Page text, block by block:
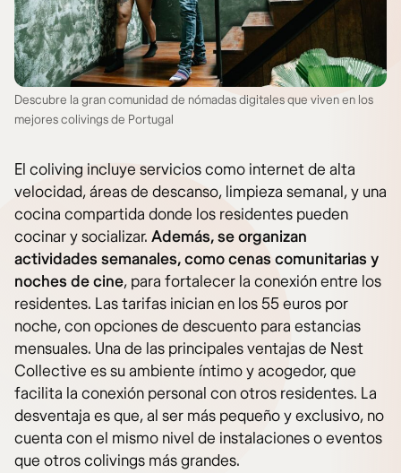
Descubre la gran comunidad de nómadas digitales que viven en los
mejores colivings de Portugal
El coliving incluye servicios como internet de alta
velocidad, áreas de descanso, limpieza semanal, y una
cocina compartida donde los residentes pueden
cocinar y socializar. Además, se organizan
actividades semanales, como cenas comunitarias y
noches de cine, para fortalecer la conexión entre los
residentes. Las tarifas inician en los 55 euros por
noche, con opciones de descuento para estancias
mensuales. Una de las principales ventajas de Nest
Collective es su ambiente íntimo y acogedor, que
facilita la conexión personal con otros residentes. La
desventaja es que, al ser más pequeño y exclusivo, no
cuenta con el mismo nivel de instalaciones o eventos
que otros colivings más grandes.